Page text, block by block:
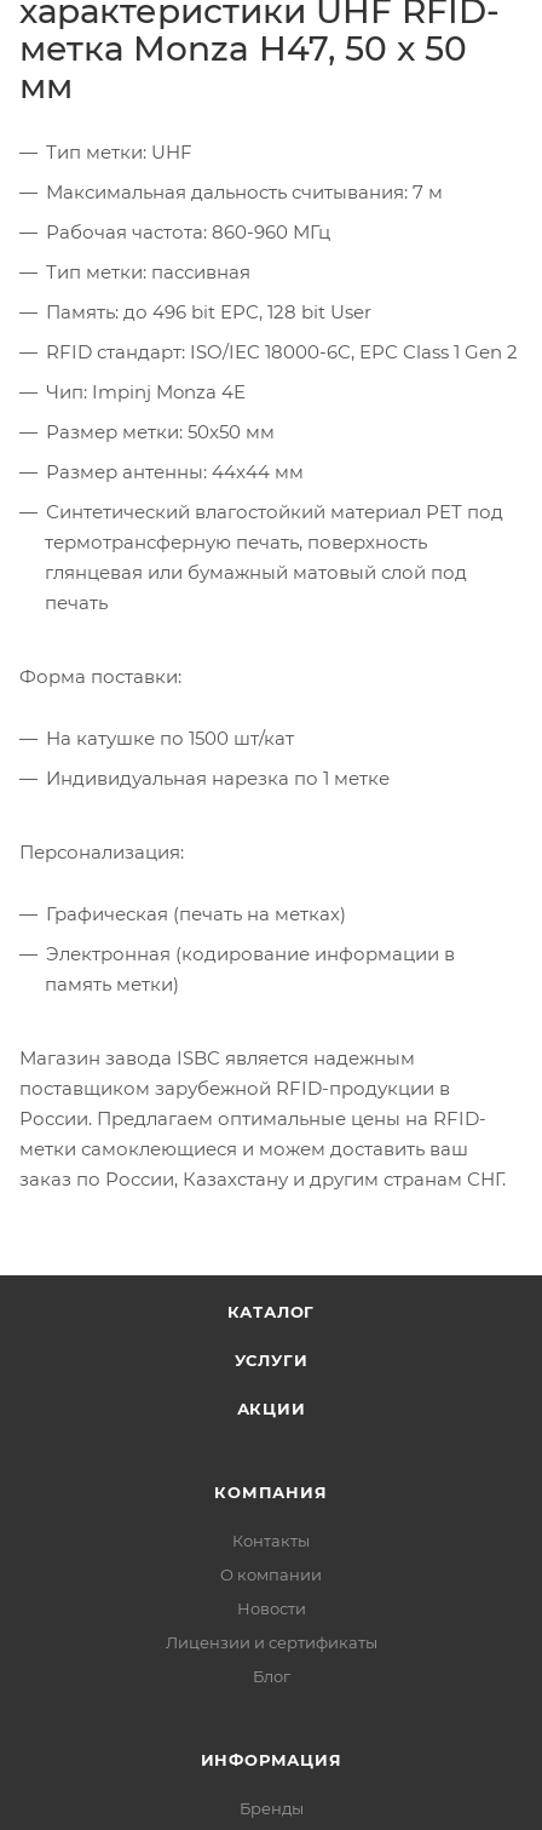
характеристики UHF RFID-
метка Monza H47, 50 x 50
мм
Тип метки: UHF
Максимальная дальность считывания: 7 м
Рабочая частота: 860-960 МГц
Тип метки: пассивная
Память: до 496 bit EPC, 128 bit User
RFID стандарт: ISO/IEC 18000-6C, EPC Class 1 Gen 2
Чип: Impinj Monza 4E
Размер метки: 50x50 мм
Размер антенны: 44x44 мм
Синтетический влагостойкий материал PET под
термотрансферную печать, поверхность
глянцевая или бумажный матовый слой под
печать
Форма поставки:
На катушке по 1500 шт/кат
Индивидуальная нарезка по 1 метке
Персонализация:
Графическая (печать на метках)
Электронная (кодирование информации в
память метки)
Магазин завода ISBC является надежным
поставщиком зарубежной RFID-продукции в
России. Предлагаем оптимальные цены на RFID-
метки самоклеющиеся и можем доставить ваш
заказ по России, Казахстану и другим странам СНГ.
КАТАЛОГ
УСЛУГИ
АКЦИИ
КОМПАНИЯ
Контакты
О компании
Новости
Лицензии и сертификаты
Блог
ИНФОРМАЦИЯ
Бренды